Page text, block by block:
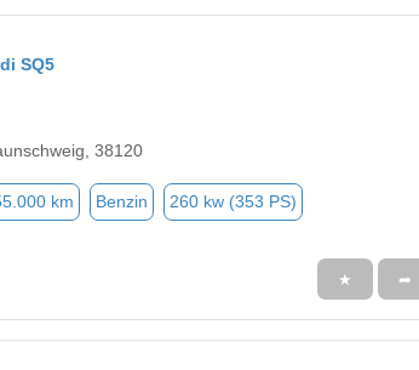
SQ5
38120
km Benzin 260 kw (353 PS)
★ ➦